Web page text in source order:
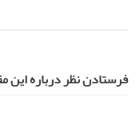
فرستادن نظر درباره این